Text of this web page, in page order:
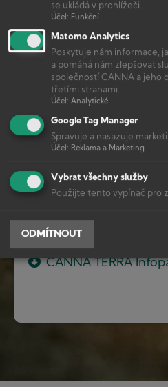
DOSTUPNÉ V
1L 5L
KE STAŽENÍ
CANNA TERRA
Chilli papriček
CANNA TERRA
se ukládá v prohlížeči.
Účel: Funkční
Matomo Analytics
Poskytuje nám informace,
a pomáhá nám zlepšovat
společností CANNA a jeho
třetími stranami.
Účel : Analytické
Google Tag Manager
Spravuje a nasazuje
Účel : Reklama a Marketing
Vybrat všechny služby
Použijte tento vypínač pro
ODMÍTNOUT